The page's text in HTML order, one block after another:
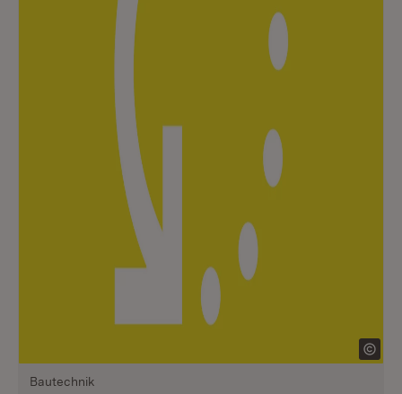
Bautechnik